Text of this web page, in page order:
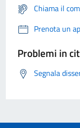
Chiama il
Prenota un
Problemi in
Segnala